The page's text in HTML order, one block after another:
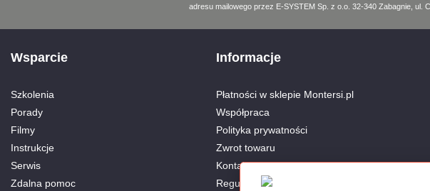
adresu mailowego przez E-SYSTEM Sp. z o.o. 32-340 Zabagnie, ul.
Wsparcie
Szkolenia
Porady
Filmy
Instrukcje
Serwis
Zdalna pomoc
Informacje
Płatności w sklepie Montersi.pl
Współpraca
Polityka prywatności
Zwrot towaru
Kontakt
Regulamin